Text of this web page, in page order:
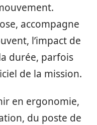
accompagne
l’impact de
durée, parfois
de la mission.
en ergonomie,
du poste de